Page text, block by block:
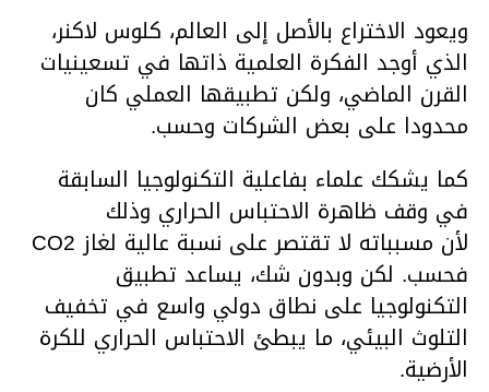
ويعود الاختراع بالأصل إلى العالم، كلوس لاكنر،
الذي أوجد الفكرة العلمية ذاتها في تسعينيات
القرن الماضي، ولكن تطبيقها العملي كان
محدودا على بعض الشركات وحسب.
كما يشكك علماء بفاعلية التكنولوجيا السابقة
في وقف ظاهرة الاحتباس الحراري وذلك
لأن مسبباته لا تقتصر على نسبة عالية لغاز CO2
فحسب. لكن وبدون شك، يساعد تطبيق
التكنولوجيا على نطاق دولي واسع في تخفيف
التلوث البيئي، ما يبطئ الاحتباس الحراري للكرة
الأرضية.